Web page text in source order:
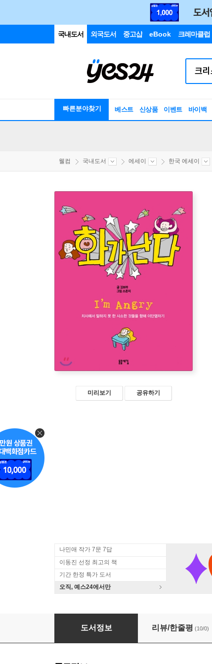
국내도서 외국도서 중고샵 eBook 크레마클럽
빠른분야찾기 베스트 신상품 이벤트 바이백
웰컴 국내도서 에세이 한국 에세이
미리보기 공유하기
나민애 작가 7문 7답
이동진 선정 최고의 책
기간 한정 특가 도서
오직, 예스24에서만
화가 난다
도서정보 리뷰/한줄평 (10/0)